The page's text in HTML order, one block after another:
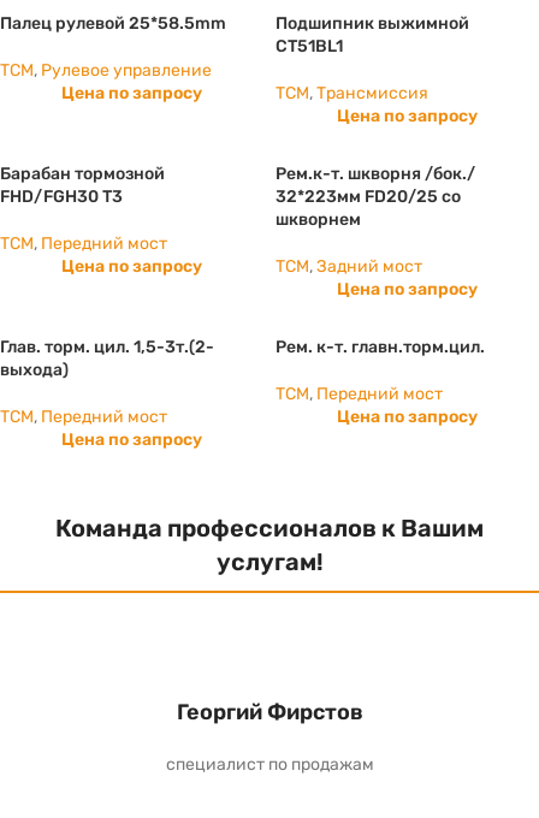
Палец рулевой 25*58.5mm
TCM, Рулевое управление
Цена по запросу
Подшипник выжимной
CT51BL1
TCM,Трансмиссия
Цена по запросу
Барабан тормозной
FHD/FGH30 T3
TCM, Передний мост
Цена по запросу
Рем.к-т. шкворня /бок./
32*223мм FD20/25 со
шкворнем
TCM,Задний мост
Цена по запросу
Глав. торм. цил. 1,5-3т.(2-
выхода)
TCM, Передний мост
Цена по запросу
Рем. к-т. главн.торм.цил.
TCM, Передний мост
Цена по запросу
Команда профессионалов к Вашим
услугам!
Георгий Фирстов
специалист по продажам